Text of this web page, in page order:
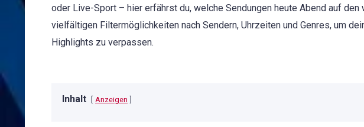
oder Live-Sport – hier erfährst du, welche Sendungen heute Abend auf
vielfältigen Filtermöglichkeiten nach Sendern, Uhrzeiten und Genres, um
Highlights zu verpassen.
Inhalt Anzeigen